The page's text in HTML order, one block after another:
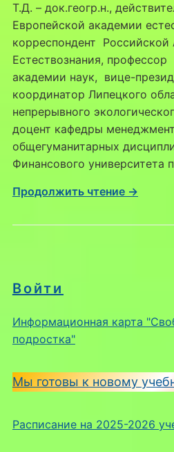
Войти
Информационная карта
подростка"
Мы готовы к новому
Расписание на 2025-2026
Т.Д. – док.геогр.н.,
Европейской академии
корреспондент Российской
Естествознания,
академии наук, вице-
координатор Липецкого
непрерывного
доцент кафедры
общегуманитарных
Финансового университета
Продолжить чтение →